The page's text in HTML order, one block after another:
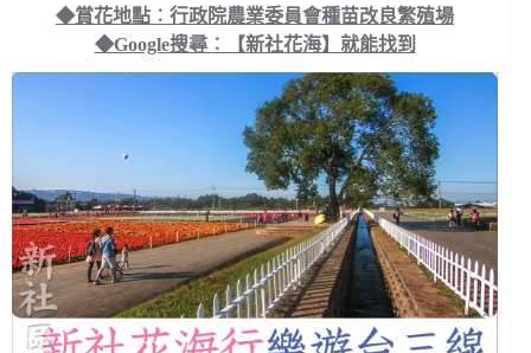
◆賞花地點︰行政院農業委員會種苗改良繁殖場
◆Google搜尋︰【新社花海】就能找到